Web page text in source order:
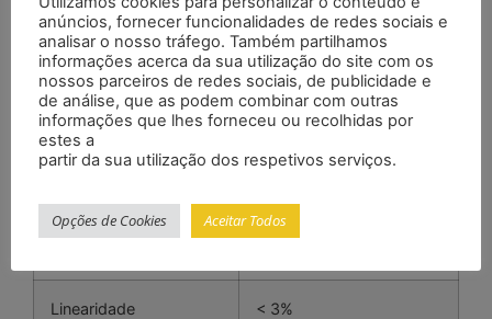
Saída 4 … 20 mA, 2 fios
Faixa de medição 0 … 12,7 mm/s
Resolução 0,07 mm/s ms
Faixa de frequência
5 … 1000 Hz (± 10%)
Linearidade < 3%
anúncios, fornecer funcionalidades de redes sociais e
analisar o nosso tráfego. Também partilhamos
informações acerca da sua utilização do site com os
nossos parceiros de redes sociais, de publicidade e
de análise, que as podem combinar com outras
informações que lhes forneceu ou recolhidas por
estes a
partir da sua utilização dos respetivos serviços.
Opções de Cookies Aceitar Todos